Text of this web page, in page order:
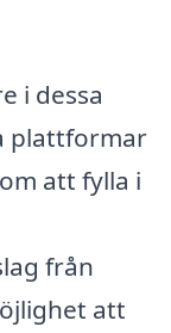
i dessa
plattformar
att fylla i
från
att